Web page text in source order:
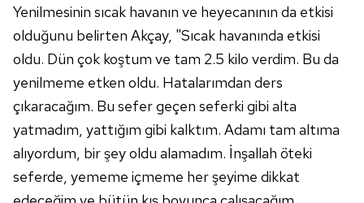
Sizlere daha iyi bir hizmet sunabilmek için İnternet
Sitemizde kendimize ve üçüncü kişilere ait çerezler
kullanılmaktadır. Bu çerezler vasıtasıyla çeşitli kişisel
verileriniz işlenmekte olup gerekli olan çerezler bilgi
toplumu hizmetlerinin sunulması amacıyla
kullanılmaktadır. Diğer çerezler, sitemizin daha işlevsel
kılınması ve kişiselleştirilmesi ve sizlere yönelik
reklam/pazarlama faaliyetlerinin yapılması, amaçlarıyla
sınırlı olarak açık rızanız dahilinde kullanılacaktır.
Yenilmesinin sıcak havanın ve heyecanının da etkisi
olduğunu belirten Akçay, "Sıcak havanında etkisi
oldu. Dün çok koştum ve tam 2.5 kilo verdim. Bu da
yenilmeme etken oldu. Hatalarımdan ders
çıkaracağım. Bu sefer geçen seferki gibi alta
yatmadım, yattığım gibi kalktım. Adamı tam altıma
alıyordum, bir şey oldu alamadım. İnşallah öteki
seferde, yememe içmeme her şeyime dikkat